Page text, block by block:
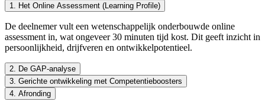
1. Het Online Assessment (Learning Profile)
De deelnemer vult een wetenschappelijk onderbouwde online
assessment in, wat ongeveer 30 minuten tijd kost. Dit geeft inzicht in
persoonlijkheid, drijfveren en ontwikkelpotentieel.
2. De GAP-analyse
De uitkomsten worden vertaald naar een heldere analyse: waar
3. Gerichte ontwikkeling met Competentieboosters
Op basis van de analyse stroomt de deelnemer in bij één of
4. Afronding